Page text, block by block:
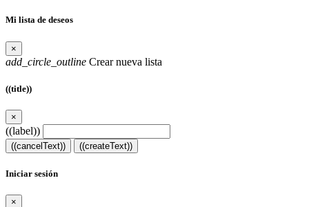
Mi lista de deseos
×
add_circle_outline Crear nueva lista
((title))
×
((label))
((cancelText)) ((createText))
Iniciar sesión
×